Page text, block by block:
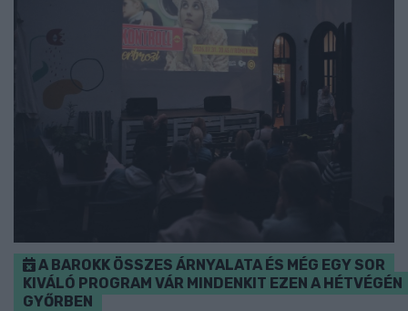
A BAROKK ÖSSZES ÁRNYALATA ÉS MÉG EGY SOR
KIVÁLÓ PROGRAM VÁR MINDENKIT EZEN A HÉTVÉGÉN
GYŐRBEN